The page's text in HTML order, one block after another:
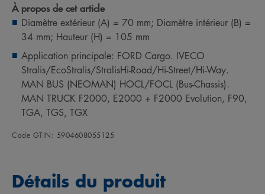
À propos de cet article
Diamètre extérieur (A) = 70 mm; Diamètre intérieur (B) =
34 mm; Hauteur (H) = 105 mm
Application principale: FORD Cargo. IVECO
Stralis/EcoStralis/StralisHi-Road/Hi-Street/Hi-Way.
MAN BUS (NEOMAN) HOCL/FOCL (Bus-Chassis).
MAN TRUCK F2000, E2000 + F2000 Evolution, F90,
TGA, TGS, TGX
Code GTIN: 5904608055125
Détails du produit